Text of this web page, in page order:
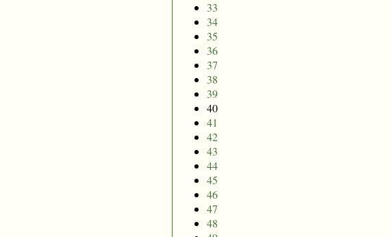
33
34
35
36
37
38
39
40
41
42
43
44
45
46
47
48